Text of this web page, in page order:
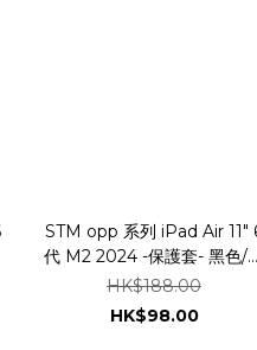
STM opp 系列 iPad Air 11" 6
代 M2 2024 -保護套- 黑色/灰
色/粉紅色
HK$188.00
HK$98.00